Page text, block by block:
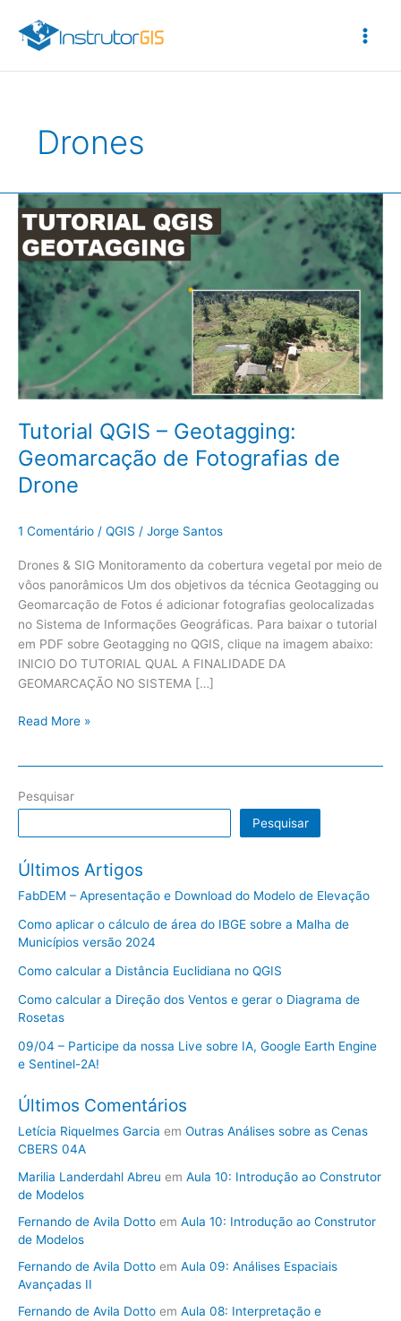
para
conteúdo
Drones
Tutorial QGIS – Geotagging:
Geomarcação de Fotografias de
Drone
1 Comentário / QGIS / Jorge Santos
Drones & SIG Monitoramento da cobertura vegetal por meio de
vôos panorâmicos Um dos objetivos da técnica Geotagging ou
Geomarcação de Fotos é adicionar fotografias geolocalizadas
no Sistema de Informações Geográficas. Para baixar o tutorial
em PDF sobre Geotagging no QGIS, clique na imagem abaixo:
INICIO DO TUTORIAL QUAL A FINALIDADE DA
GEOMARCAÇÃO NO SISTEMA […]
Tutorial
QGIS
–
Geotagging:
Geomarcação
de
Fotografias
de
Drone
Read More »
Pesquisar
Pesquisar
Últimos Artigos
FabDEM – Apresentação e Download do Modelo de Elevação
Como aplicar o cálculo de área do IBGE sobre a Malha de
Municípios versão 2024
Como calcular a Distância Euclidiana no QGIS
Como calcular a Direção dos Ventos e gerar o Diagrama de
Rosetas
09/04 – Participe da nossa Live sobre IA, Google Earth Engine
e Sentinel-2A!
Últimos Comentários
Letícia Riquelmes Garcia em Outras Análises sobre as Cenas
CBERS 04A
Marilia Landerdahl Abreu em Aula 10: Introdução ao Construtor
de Modelos
Fernando de Avila Dotto em Aula 10: Introdução ao Construtor
de Modelos
Fernando de Avila Dotto em Aula 09: Análises Espaciais
Avançadas II
Fernando de Avila Dotto em Aula 08: Interpretação e